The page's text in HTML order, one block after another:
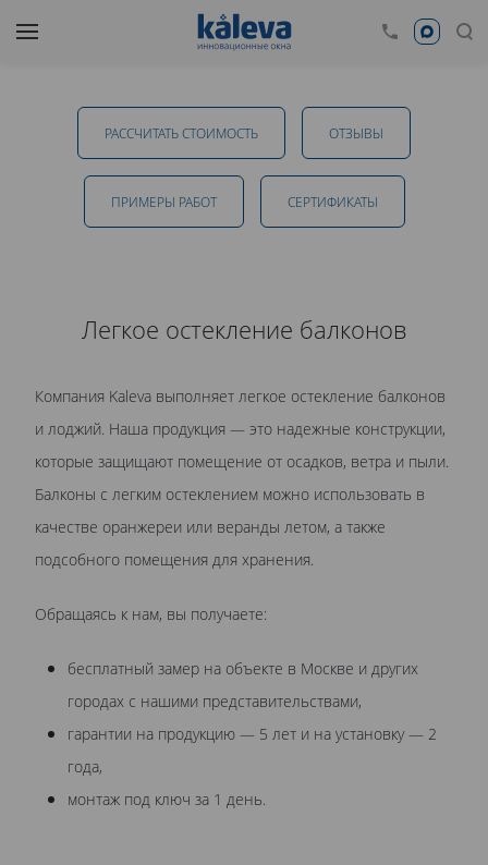
Легкое остекление балконов в
Екатеринбурге
от 13 700 руб.
согласие на обработку персональных данных
политикой обработки персональных данных
РАССЧИТАТЬ СТОИМОСТЬ ОТЗЫВЫ
ПРИМЕРЫ РАБОТ CЕРТИФИКАТЫ
Легкое остекление балконов
Компания Kaleva выполняет легкое остекление балконов
и лоджий. Наша продукция — это надежные конструкции,
которые защищают помещение от осадков, ветра и пыли.
Балконы с легким остеклением можно использовать в
качестве оранжереи или веранды летом, а также
подсобного помещения для хранения.
Обращаясь к нам, вы получаете:
бесплатный замер на объекте в Москве и других
городах с нашими представительствами,
гарантии на продукцию — 5 лет и на установку — 2
года,
монтаж под ключ за 1 день.